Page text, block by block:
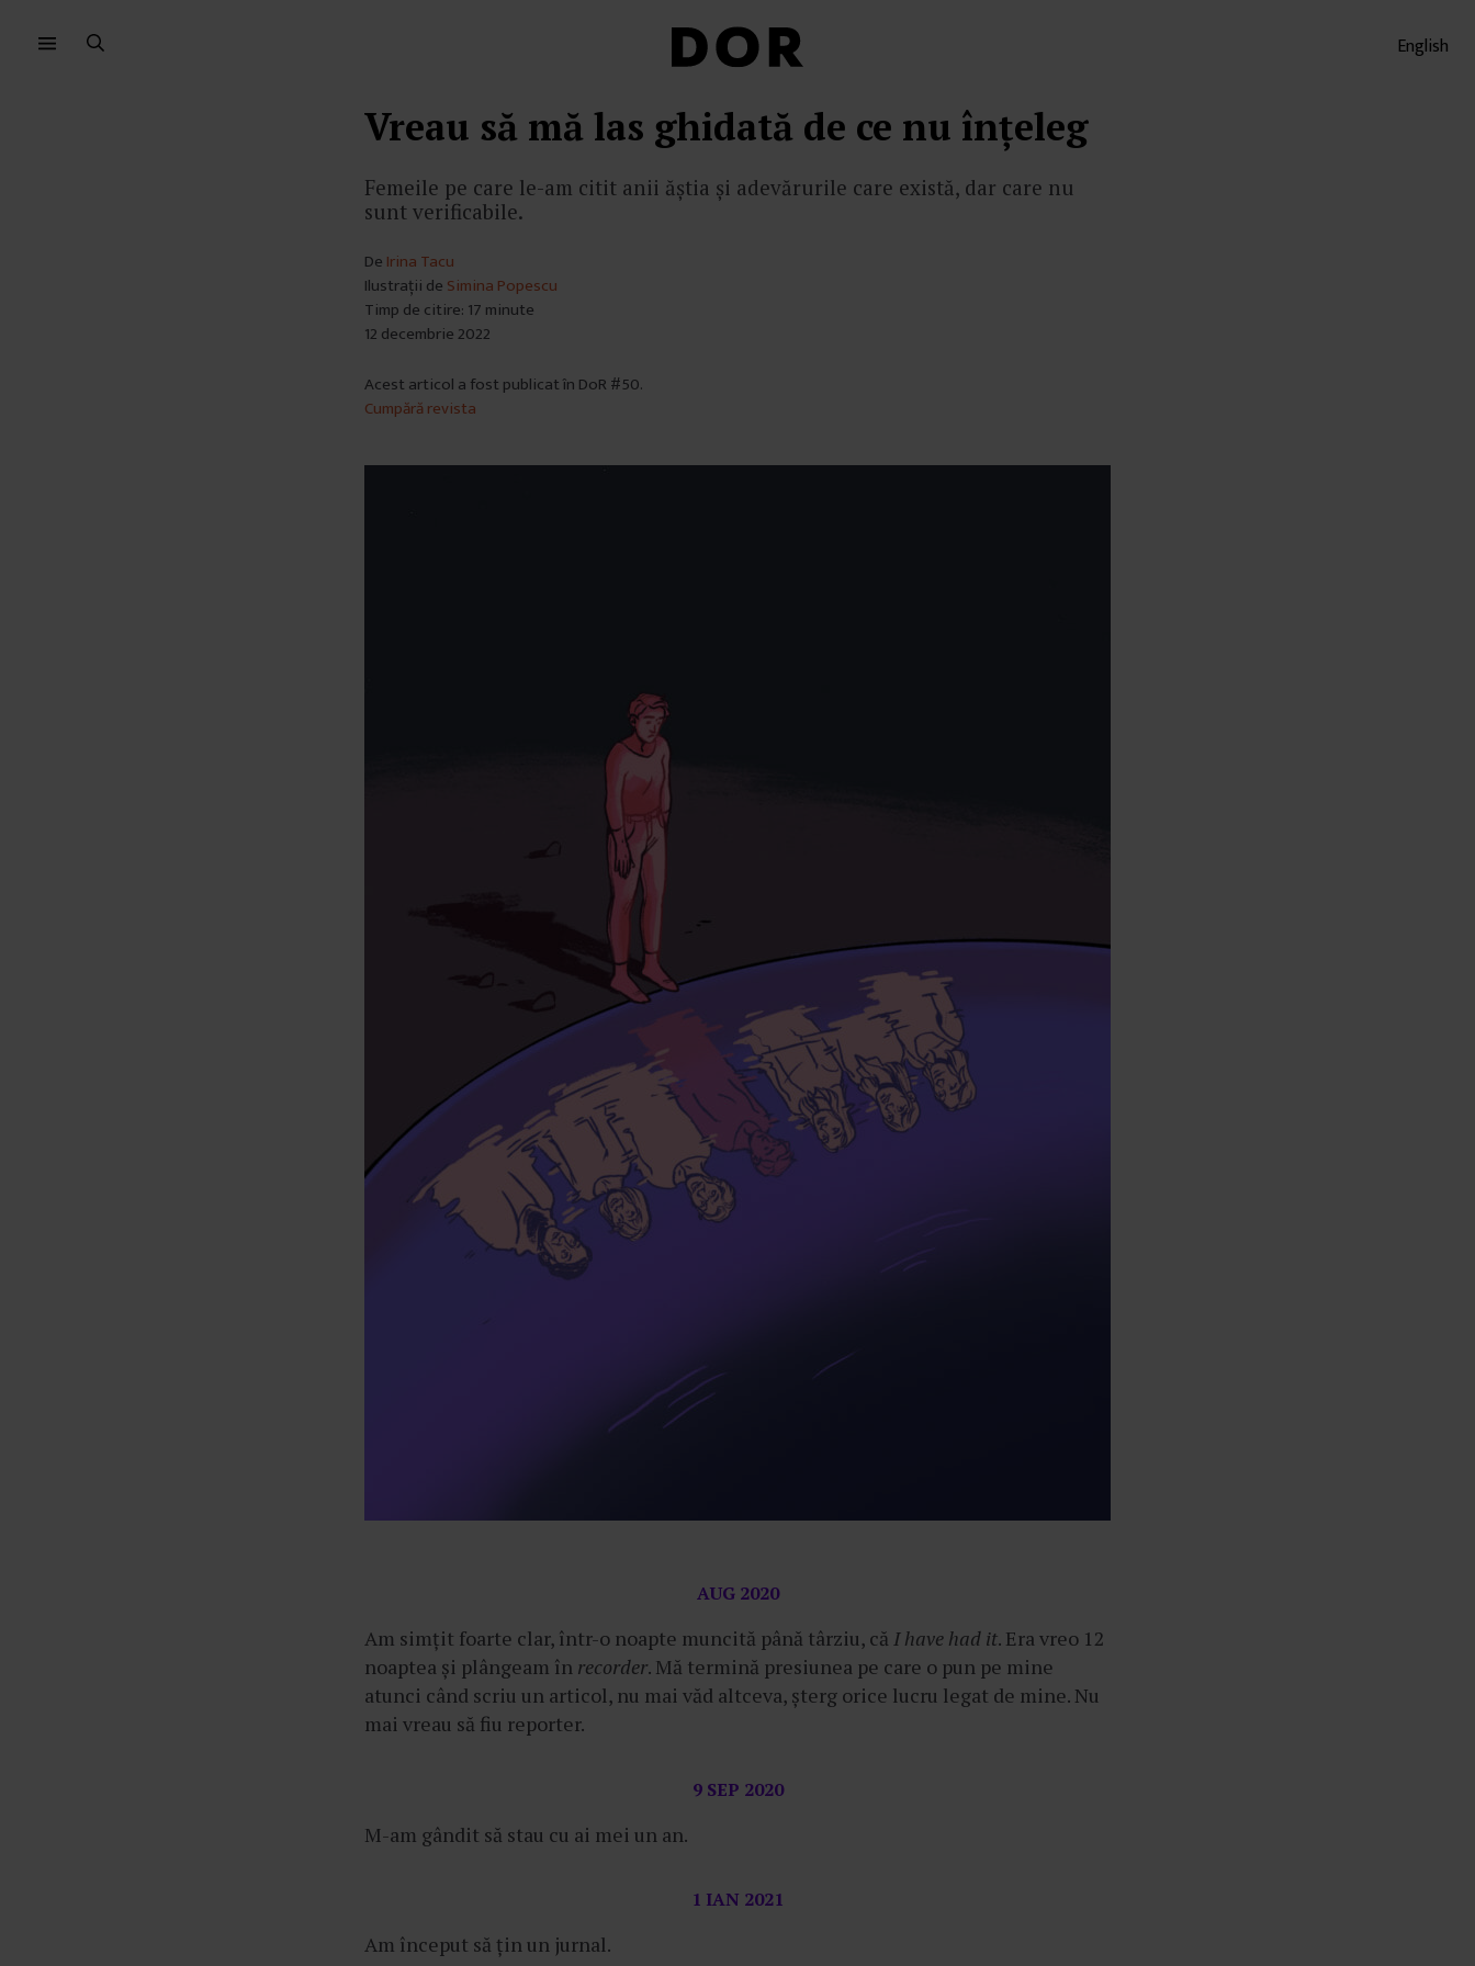
English
Vreau să mă las ghidată de ce nu înțeleg
Femeile pe care le-am citit anii ăștia și adevărurile care există, dar care nu
sunt verificabile.
De Irina Tacu
Ilustrații de Simina Popescu
Timp de citire: 17 minute
12 decembrie 2022
Acest articol a fost publicat în DoR #50.
Cumpără revista
AUG 2020
Am simțit foarte clar, într-o noapte muncită până târziu, că I have had it. Era vreo 12
noaptea și plângeam în recorder. Mă termină presiunea pe care o pun pe mine
atunci când scriu un articol, nu mai văd altceva, șterg orice lucru legat de mine. Nu
mai vreau să fiu reporter.
9 SEP 2020
M-am gândit să stau cu ai mei un an.
1 IAN 2021
Am început să țin un jurnal.